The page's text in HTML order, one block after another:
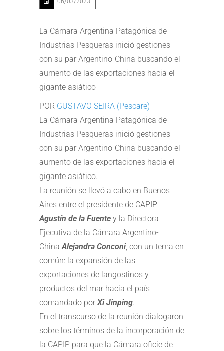
La Cámara Argentina Patagónica de
Industrias Pesqueras inició gestiones
con su par Argentino-China buscando el
aumento de las exportaciones hacia el
gigante asiático
POR GUSTAVO SEIRA (Pescare)
La Cámara Argentina Patagónica de
Industrias Pesqueras inició gestiones
con su par Argentino-China buscando el
aumento de las exportaciones hacia el
gigante asiático.
La reunión se llevó a cabo en Buenos
Aires entre el presidente de CAPIP
Agustín de la Fuente y la Directora
Ejecutiva de la Cámara Argentino-
ChinaAlejandra Conconi, con un tema en
común: la expansión de las
exportaciones de langostinos y
productos del mar hacia el país
comandado porXi Jinping.
En el transcurso de la reunión dialogaron
sobre los términos de la incorporación de
la CAPIP para que la Cámara oficie de